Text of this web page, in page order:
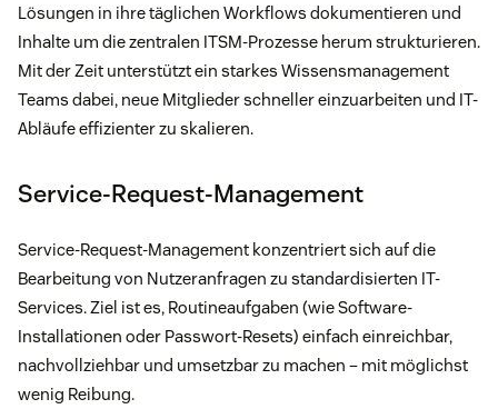
Lösungen in ihre täglichen Workflows dokumentieren und
Inhalte um die zentralen ITSM-Prozesse herum strukturieren.
Mit der Zeit unterstützt ein starkes Wissensmanagement
Teams dabei, neue Mitglieder schneller einzuarbeiten und IT-
Abläufe effizienter zu skalieren.
Service-Request-Management
Service-Request-Management konzentriert sich auf die
Bearbeitung von Nutzeranfragen zu standardisierten IT-
Services. Ziel ist es, Routineaufgaben (wie Software-
Installationen oder Passwort-Resets) einfach einreichbar,
nachvollziehbar und umsetzbar zu machen – mit möglichst
wenig Reibung.